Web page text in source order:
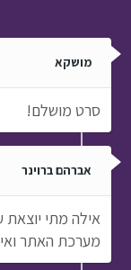
מושקא
סרט מושלם!
אברהם ברוינר
אילה מתי
מערכת האתר